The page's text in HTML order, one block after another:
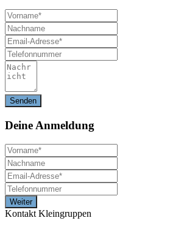
Deine Anmeldung
Kontakt Kleingruppen